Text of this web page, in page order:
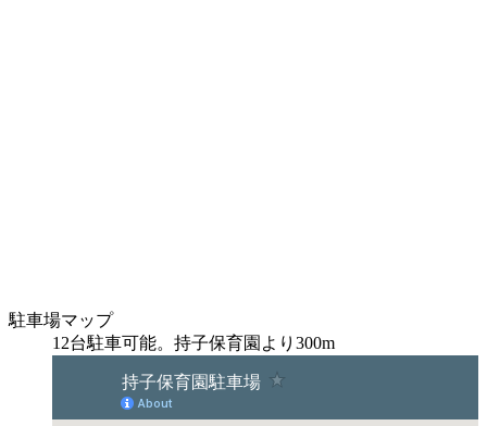
駐車場マップ
12台駐車可能。持子保育園より300m